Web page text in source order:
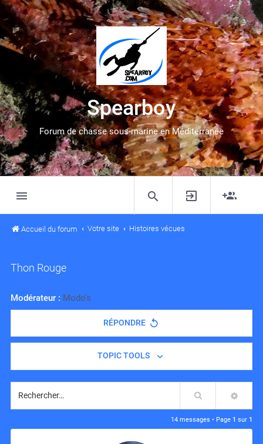
Spearboy
Forum de chasse sous-marine en Méditerranée
Accueil du forum Votre site Histoires vécues
Thon Rouge
Modérateur : Modo's
RÉPONDRE
TOPIC TOOLS
Rechercher
14 messages • Page 1 sur 1